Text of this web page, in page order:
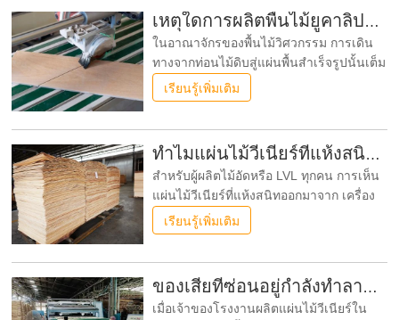
กลยุทธ์หนึ่งที่โดดเด่นคือการเพิ่มกำลังการ
ผลิตของสายการอบแห้ง
เหตุใดการผลิตพื้นไม้ยูคาลิปตัสจึงต้องใช้เครื่องอบแผ่นไม้วีเนียร์?
ในอาณาจักรของพื้นไม้วิศวกรรม การเดิน
ทางจากท่อนไม้ดิบสู่แผ่นพื้นสำเร็จรูปนั้นเต็ม
ไปด้วยอุปสรรคทางเทคนิค ไม่มีที่ไหนชัดเจน
ไปกว่าการแปรรูปไม้ยูคาลิปตัส ซึ่งเป็นพันธุ์
ในการฟื้นฟูอย่างรวดเร็ว แต่กลับมีชื่อเสียง
ในด้านลักษณะการอบแห้งที่ท้าทาย
เรียนรู้เพิ่มเติม
ทำไมแผ่นไม้วีเนียร์ที่แห้งสนิทของคุณถึงกลับมาเปียกอีกครั้ง?
สำหรับผู้ผลิตไม้อัดหรือ LVL ทุกคน การเห็น
แผ่นไม้วีเนียร์ที่แห้งสนิทออกมาจาก เครื่อง
อบแห้งไม้วีเนียร์เป็นช่วงเวลาแห่งความภาค
ภูมิใจ เครื่องแลกเปลี่ยนความร้อนกำลัง
เรียนรู้เพิ่มเติม
ของเสียที่ซ่อนอยู่กำลังทำลายกำลังการผลิตที่แท้จริงของเครื่องอบแผ่นไม้วีเนียร์ของคุณหรือไม่?
เมื่อเจ้าของโรงงานผลิตแผ่นไม้วีเนียร์ใน